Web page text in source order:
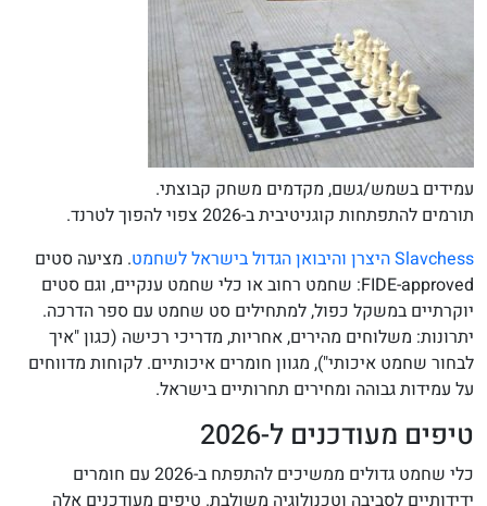
עמידים בשמש/גשם, מקדמים משחק קבוצתי.
תורמים להתפתחות קוגניטיבית ב-2026 צפוי להפוך לטרנד.
Slavchess היצרן והיבואן הגדול בישראל לשחמט
. מציעה סטים
FIDE-approved: שחמט רחוב או כלי שחמט ענקיים, וגם סטים
יוקרתיים במשקל כפול, למתחילים סט שחמט עם ספר הדרכה.
יתרונות: משלוחים מהירים, אחריות, מדריכי רכישה (כגון "איך
לבחור שחמט איכותי"), מגוון חומרים איכותיים. לקוחות מדווחים
על עמידות גבוהה ומחירים תחרותיים בישראל.
טיפים מעודכנים ל-2026
כלי שחמט גדולים ממשיכים להתפתח ב-2026 עם חומרים
ידידותיים לסביבה וטכנולוגיה משולבת. טיפים מעודכנים אלה